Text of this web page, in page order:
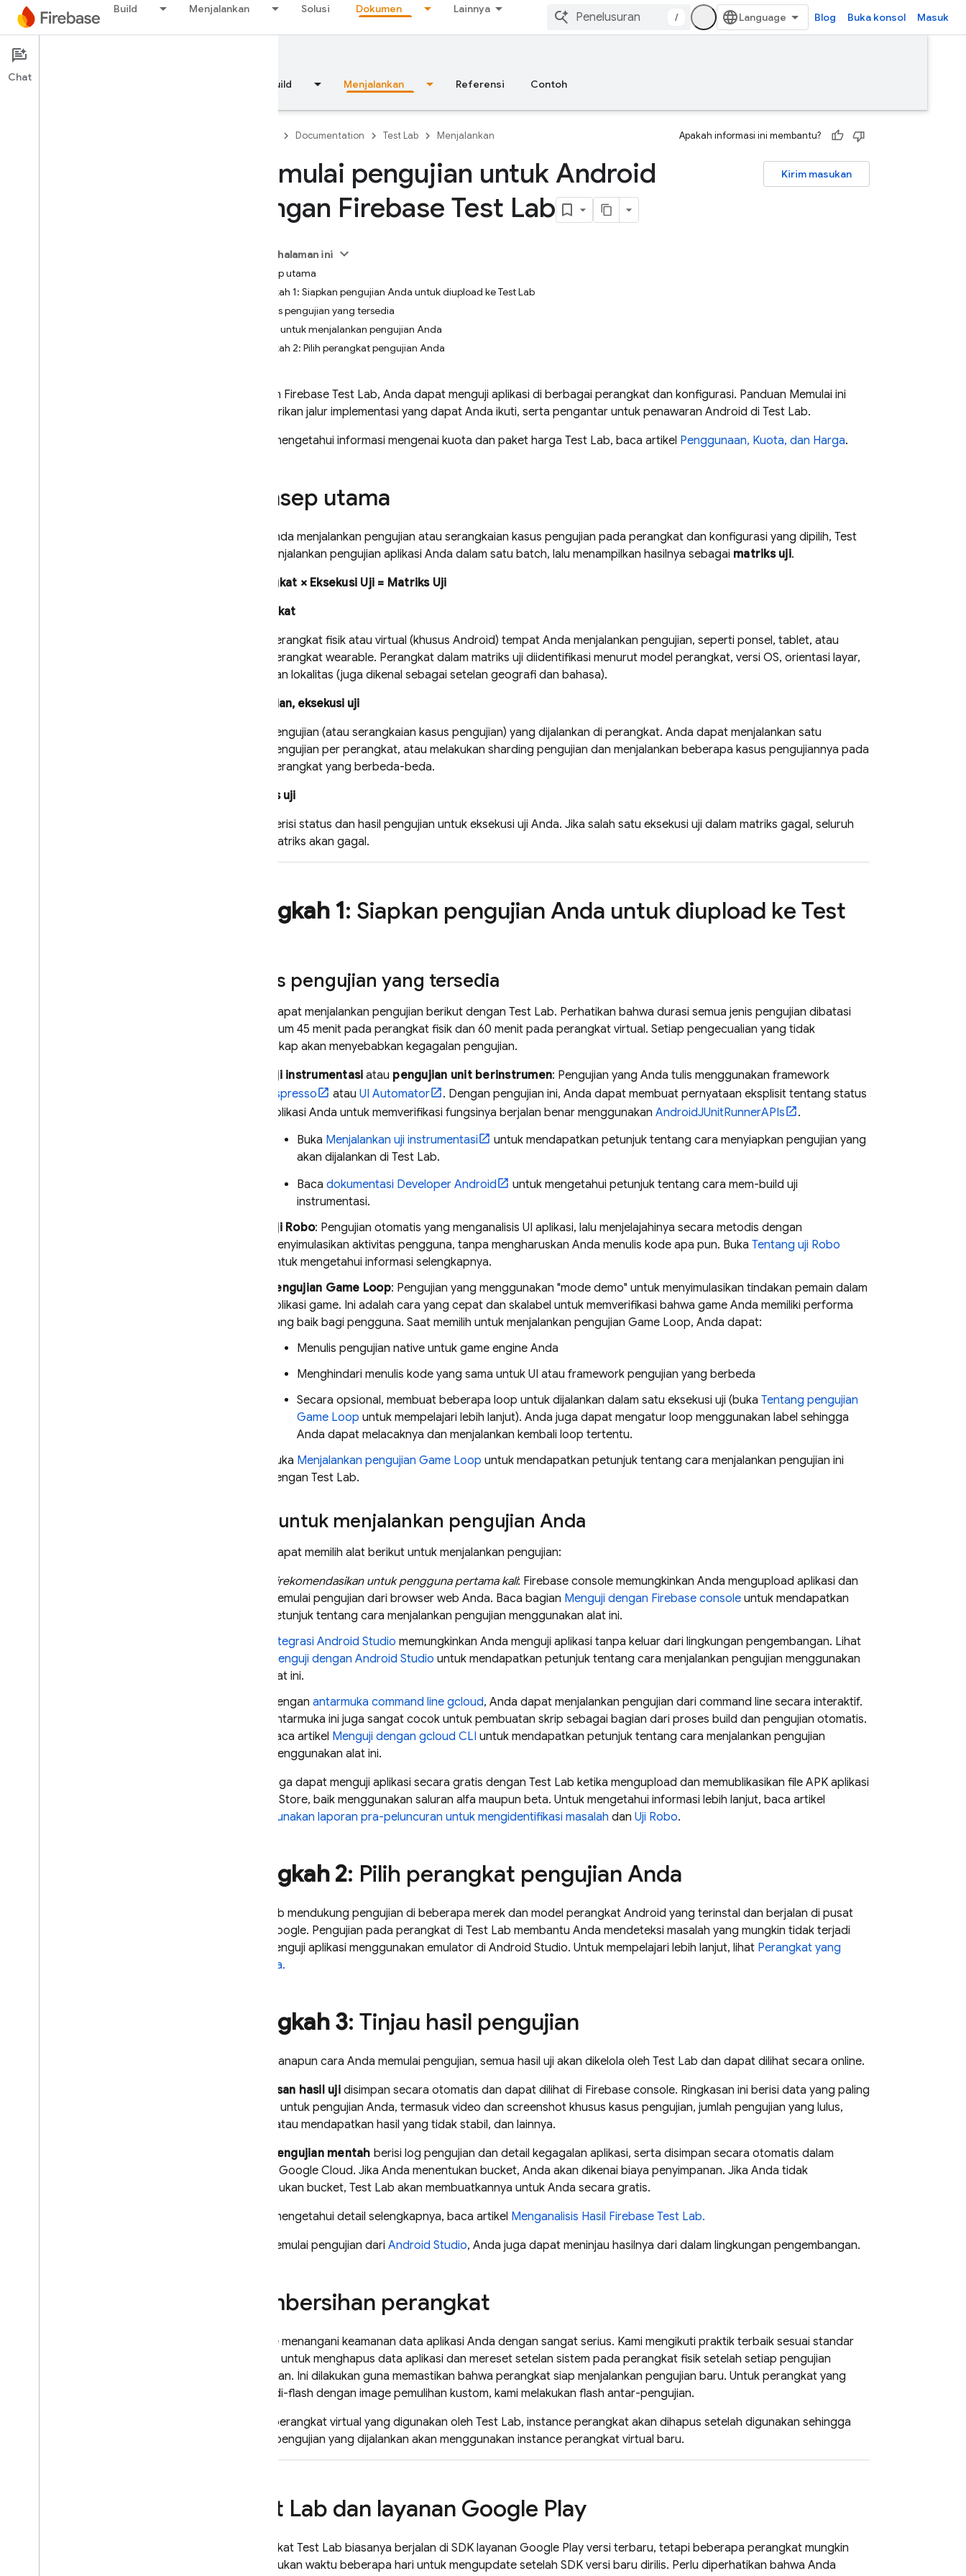
Build Menjalankan Solusi Dokumen Lainnya
/ Blog Buka konsol Masuk
Documentation
Ringkasan Build Menjalankan Referensi Contoh
Documentation Test Lab Menjalankan Apakah informasi ini membantu?
Kirim masukan
Memulai pengujian untuk Android
dengan Firebase Test Lab
Pada halaman ini
Konsep utama
Langkah 1: Siapkan pengujian Anda untuk diupload ke Test Lab
Jenis pengujian yang tersedia
Alat untuk menjalankan pengujian Anda
Langkah 2: Pilih perangkat pengujian Anda
Dengan Firebase Test Lab, Anda dapat menguji aplikasi di berbagai perangkat dan konfigurasi. Panduan Memulai ini
memberikan jalur implementasi yang dapat Anda ikuti, serta pengantar untuk penawaran Android di Test Lab.
Untuk mengetahui informasi mengenai kuota dan paket harga Test Lab, baca artikel Penggunaan, Kuota, dan Harga.
Konsep utama
Saat Anda menjalankan pengujian atau serangkaian kasus pengujian pada perangkat dan konfigurasi yang dipilih, Test
menjalankan pengujian aplikasi Anda dalam satu batch, lalu menampilkan hasilnya sebagai matriks uji.
Perangkat × Eksekusi Uji = Matriks Uji
Perangkat
Perangkat fisik atau virtual (khusus Android) tempat Anda menjalankan pengujian, seperti ponsel, tablet, atau
perangkat wearable. Perangkat dalam matriks uji diidentifikasi menurut model perangkat, versi OS, orientasi layar,
dan lokalitas (juga dikenal sebagai setelan geografi dan bahasa).
Pengujian, eksekusi uji
Pengujian (atau serangkaian kasus pengujian) yang dijalankan di perangkat. Anda dapat menjalankan satu
pengujian per perangkat, atau melakukan sharding pengujian dan menjalankan beberapa kasus pengujiannya pada
perangkat yang berbeda-beda.
Matriks uji
Berisi status dan hasil pengujian untuk eksekusi uji Anda. Jika salah satu eksekusi uji dalam matriks gagal, seluruh
matriks akan gagal.
Langkah 1: Siapkan pengujian Anda untuk diupload keTest
Jenis pengujian yang tersedia
Anda dapat menjalankan pengujian berikut dengan Test Lab. Perhatikan bahwa durasi semua jenis pengujian dibatasi
maksimum 45 menit pada perangkat fisik dan 60 menit pada perangkat virtual. Setiap pengecualian yang tidak
tertangkap akan menyebabkan kegagalan pengujian.
Uji instrumentasi atau pengujian unit berinstrumen: Pengujian yang Anda tulis menggunakan framework
Espresso
atau UI Automator
. Dengan pengujian ini, Anda dapat membuat pernyataan eksplisit tentang status
aplikasi Anda untuk memverifikasi fungsinya berjalan benar menggunakan AndroidJUnitRunnerAPIs
.
Buka Menjalankan uji instrumentasi
untuk mendapatkan petunjuk tentang cara menyiapkan pengujian yang
akan dijalankan di Test Lab.
Baca dokumentasi Developer Android
untuk mengetahui petunjuk tentang cara mem-build uji
instrumentasi.
Uji Robo: Pengujian otomatis yang menganalisis UI aplikasi, lalu menjelajahinya secara metodis dengan
menyimulasikan aktivitas pengguna, tanpa mengharuskan Anda menulis kode apa pun. Buka Tentang uji Robo
untuk mengetahui informasi selengkapnya.
Pengujian Game Loop: Pengujian yang menggunakan "mode demo" untuk menyimulasikan tindakan pemain dalam
aplikasi game. Ini adalah cara yang cepat dan skalabel untuk memverifikasi bahwa game Anda memiliki performa
yang baik bagi pengguna. Saat memilih untuk menjalankan pengujian Game Loop, Anda dapat:
Menulis pengujian native untuk game engine Anda
Menghindari menulis kode yang sama untuk UI atau framework pengujian yang berbeda
Secara opsional, membuat beberapa loop untuk dijalankan dalam satu eksekusi uji (buka Tentang pengujian
Game Loop untuk mempelajari lebih lanjut). Anda juga dapat mengatur loop menggunakan label sehingga
Anda dapat melacaknya dan menjalankan kembali loop tertentu.
Buka Menjalankan pengujian Game Loop untuk mendapatkan petunjuk tentang cara menjalankan pengujian ini
dengan Test Lab.
Alat untuk menjalankan pengujian Anda
Anda dapat memilih alat berikut untuk menjalankan pengujian:
Direkomendasikan untuk pengguna pertama kali: Firebase console memungkinkan Anda mengupload aplikasi dan
memulai pengujian dari browser web Anda. Baca bagian Menguji dengan Firebase console untuk mendapatkan
petunjuk tentang cara menjalankan pengujian menggunakan alat ini.
Integrasi Android Studio memungkinkan Anda menguji aplikasi tanpa keluar dari lingkungan pengembangan. Lihat
Menguji dengan Android Studio untuk mendapatkan petunjuk tentang cara menjalankan pengujian menggunakan
alat ini.
Dengan antarmuka command line gcloud, Anda dapat menjalankan pengujian dari command line secara interaktif.
Antarmuka ini juga sangat cocok untuk pembuatan skrip sebagai bagian dari proses build dan pengujian otomatis.
Baca artikel Menguji dengan gcloud CLI untuk mendapatkan petunjuk tentang cara menjalankan pengujian
menggunakan alat ini.
Anda juga dapat menguji aplikasi secara gratis dengan Test Lab ketika mengupload dan memublikasikan file APK aplikasi
ke Play Store, baik menggunakan saluran alfa maupun beta. Untuk mengetahui informasi lebih lanjut, baca artikel
Menggunakan laporan pra-peluncuran untuk mengidentifikasi masalah dan Uji Robo.
Langkah 2: Pilih perangkat pengujian Anda
Test Lab mendukung pengujian di beberapa merek dan model perangkat Android yang terinstal dan berjalan di pusat
data Google. Pengujian pada perangkat di Test Lab membantu Anda mendeteksi masalah yang mungkin tidak terjadi
saat menguji aplikasi menggunakan emulator di Android Studio. Untuk mempelajari lebih lanjut, lihat Perangkat yang
tersedia.
Langkah 3: Tinjau hasil pengujian
Bagaimanapun cara Anda memulai pengujian, semua hasil uji akan dikelola oleh Test Lab dan dapat dilihat secara online.
Ringkasan hasil ujidisimpan secara otomatis dan dapat dilihat di Firebaseconsole. Ringkasan ini berisi data yang paling
relevan untuk pengujian Anda, termasuk video dan screenshot khusus kasus pengujian, jumlah pengujian yang lulus,
gagal, atau mendapatkan hasil yang tidak stabil, dan lainnya.
Hasil pengujian mentah berisi log pengujian dan detail kegagalan aplikasi, serta disimpan secara otomatis dalam
bucket Google Cloud. Jika Anda menentukan bucket, Anda akan dikenai biaya penyimpanan. Jika Anda tidak
menentukan bucket, Test Lab akan membuatkannya untuk Anda secara gratis.
Untuk mengetahui detail selengkapnya, baca artikel Menganalisis Hasil Firebase Test Lab.
Saat memulai pengujian dari Android Studio, Anda juga dapat meninjau hasilnya dari dalam lingkungan pengembangan.
Pembersihan perangkat
Google menangani keamanan data aplikasi Anda dengan sangat serius. Kami mengikuti praktik terbaik sesuai standar
industri untuk menghapus data aplikasi dan mereset setelan sistem pada perangkat fisik setelah setiap pengujian
dijalankan. Ini dilakukan guna memastikan bahwa perangkat siap menjalankan pengujian baru. Untuk perangkat yang
dapat di-flash dengan image pemulihan kustom, kami melakukan flash antar-pengujian.
Untuk perangkat virtual yang digunakan oleh Test Lab, instance perangkat akan dihapus setelah digunakan sehingga
setiap pengujian yang dijalankan akan menggunakan instance perangkat virtual baru.
Test Lab dan layanan Google Play
Perangkat Test Lab biasanya berjalan di SDK layanan Google Play versi terbaru, tetapi beberapa perangkat mungkin
memerlukan waktu beberapa hari untuk mengupdate setelah SDK versi baru dirilis. Perlu diperhatikan bahwa Anda
Chat